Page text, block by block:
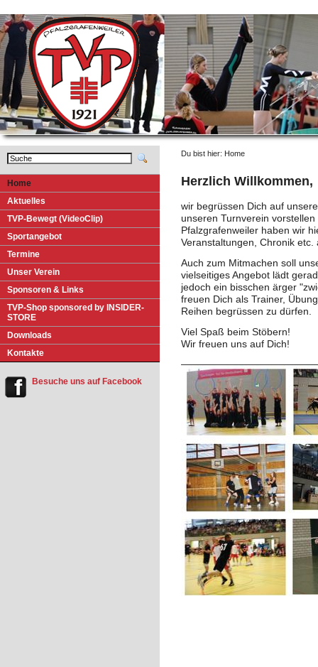
Herzlich Willkommen,
wir begrüssen Dich auf
unseren Turnverein
Pfalzgrafenweiler haben wir
Veranstaltungen, Chronik
Auch zum Mitmachen soll
vielseitiges Angebot lädt
jedoch ein bisschen ärger
freuen Dich als Trainer,
Reihen begrüssen zu dürfen.
Viel Spaß beim Stöbern!
Wir freuen uns auf Dich!
Home
Aktuelles
TVP-Bewegt (VideoClip)
Sportangebot
Termine
Unser Verein
Sponsoren & Links
TVP-Shop sponsored by INSIDER-
STORE
Downloads
Kontakte
Besuche uns auf Facebook
Du bist hier: Home